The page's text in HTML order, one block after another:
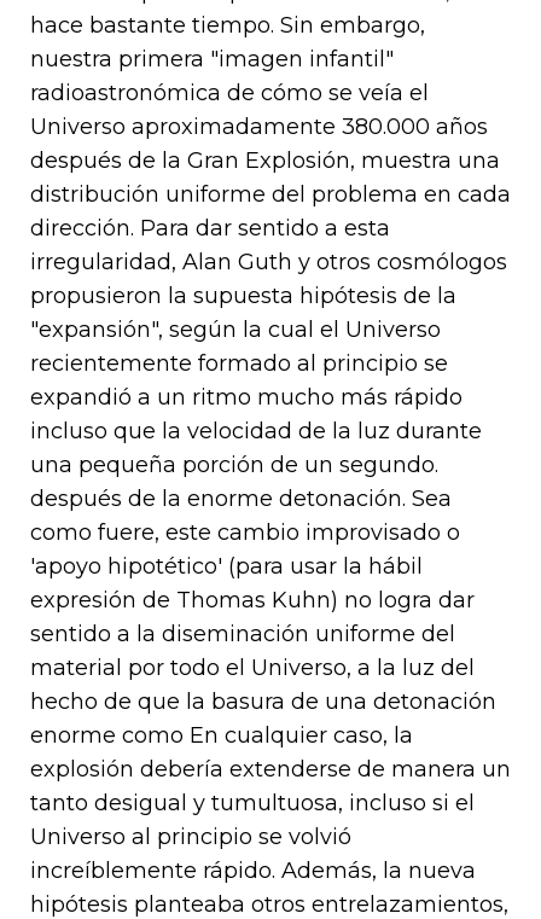
hace bastante tiempo. Sin embargo,
nuestra primera "imagen infantil"
radioastronómica de cómo se veía el
Universo aproximadamente 380.000 años
después de la Gran Explosión, muestra una
distribución uniforme del problema en cada
dirección. Para dar sentido a esta
irregularidad, Alan Guth y otros cosmólogos
propusieron la supuesta hipótesis de la
"expansión", según la cual el Universo
recientemente formado al principio se
expandió a un ritmo mucho más rápido
incluso que la velocidad de la luz durante
una pequeña porción de un segundo.
después de la enorme detonación. Sea
como fuere, este cambio improvisado o
'apoyo hipotético' (para usar la hábil
expresión de Thomas Kuhn) no logra dar
sentido a la diseminación uniforme del
material por todo el Universo, a la luz del
hecho de que la basura de una detonación
enorme como En cualquier caso, la
explosión debería extenderse de manera un
tanto desigual y tumultuosa, incluso si el
Universo al principio se volvió
increíblemente rápido. Además, la nueva
hipótesis planteaba otros entrelazamientos,